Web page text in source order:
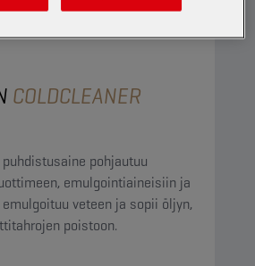
COLDCLEANER
pohjautuu
emulgointiaineisiin ja
veteen ja sopii öljyn,
poistoon.